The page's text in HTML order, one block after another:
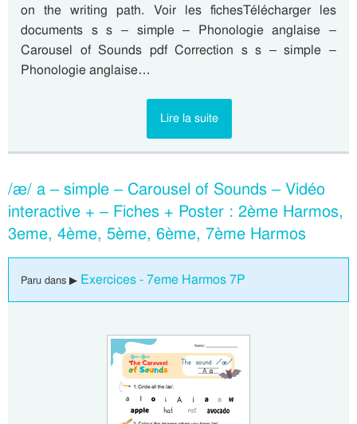
on the writing path. Voir les fichesTélécharger les
documents s s – simple – Phonologie anglaise –
Carousel of Sounds pdf Correction s s – simple –
Phonologie anglaise…
Lire la suite
/æ/ a – simple – Carousel of Sounds – Vidéo
interactive + – Fiches + Poster : 2ème Harmos,
3eme, 4ème, 5ème, 6ème, 7ème Harmos
Paru dans ▶ Exercices - 7eme Harmos 7P